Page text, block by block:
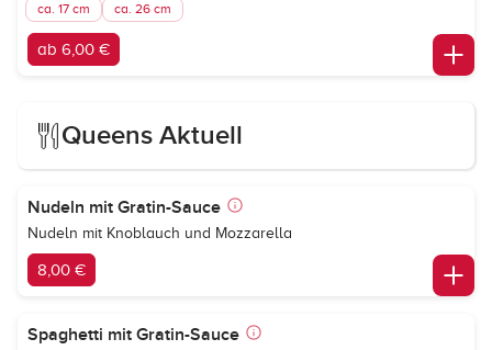
ca. 17 cm ca. 26 cm
ab 6,00 €
Queens Aktuell
Nudeln mit Gratin-Sauce
Nudeln mit Knoblauch und Mozzarella
8,00 €
Spaghetti mit Gratin-Sauce